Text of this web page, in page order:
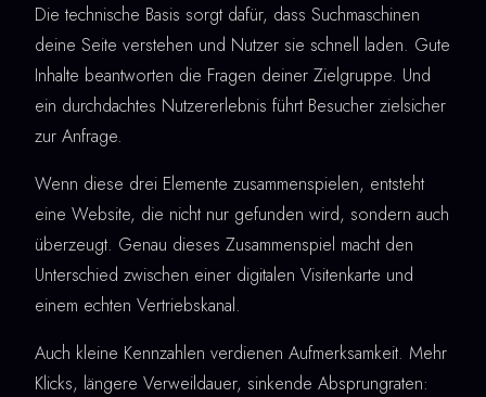
Die technische Basis sorgt dafür, dass Suchmaschinen
deine Seite verstehen und Nutzer sie schnell laden. Gute
Inhalte beantworten die Fragen deiner Zielgruppe. Und
ein durchdachtes Nutzererlebnis führt Besucher zielsicher
zur Anfrage.
Wenn diese drei Elemente zusammenspielen, entsteht
eine Website, die nicht nur gefunden wird, sondern auch
überzeugt. Genau dieses Zusammenspiel macht den
Unterschied zwischen einer digitalen Visitenkarte und
einem echten Vertriebskanal.
Auch kleine Kennzahlen verdienen Aufmerksamkeit. Mehr
Klicks, längere Verweildauer, sinkende Absprungraten: